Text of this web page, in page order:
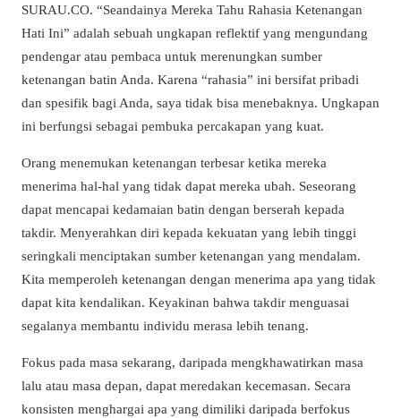
SURAU.CO. “Seandainya Mereka Tahu Rahasia Ketenangan
Hati Ini” adalah sebuah ungkapan reflektif yang mengundang
pendengar atau pembaca untuk merenungkan sumber
ketenangan batin Anda. Karena “rahasia” ini bersifat pribadi
dan spesifik bagi Anda, saya tidak bisa menebaknya. Ungkapan
ini berfungsi sebagai pembuka percakapan yang kuat.
Orang menemukan ketenangan terbesar ketika mereka
menerima hal-hal yang tidak dapat mereka ubah. Seseorang
dapat mencapai kedamaian batin dengan berserah kepada
takdir. Menyerahkan diri kepada kekuatan yang lebih tinggi
seringkali menciptakan sumber ketenangan yang mendalam.
Kita memperoleh ketenangan dengan menerima apa yang tidak
dapat kita kendalikan. Keyakinan bahwa takdir menguasai
segalanya membantu individu merasa lebih tenang.
Fokus pada masa sekarang, daripada mengkhawatirkan masa
lalu atau masa depan, dapat meredakan kecemasan. Secara
konsisten menghargai apa yang dimiliki daripada berfokus